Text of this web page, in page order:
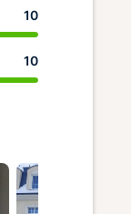
10
10